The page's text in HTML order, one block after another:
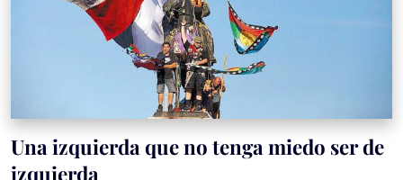
Una izquierda que no tenga miedo ser de
izquierda